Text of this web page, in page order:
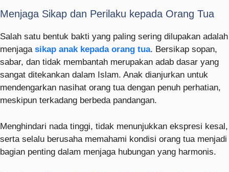
Menjaga Sikap dan Perilaku kepada Orang Tua
Salah satu bentuk bakti yang paling sering dilupakan adalah
menjaga sikap anak kepada orang tua. Bersikap sopan,
sabar, dan tidak membantah merupakan adab dasar yang
sangat ditekankan dalam Islam. Anak dianjurkan untuk
mendengarkan nasihat orang tua dengan penuh perhatian,
meskipun terkadang berbeda pandangan.
Menghindari nada tinggi, tidak menunjukkan ekspresi kesal,
serta selalu berusaha memahami kondisi orang tua menjadi
bagian penting dalam menjaga hubungan yang harmonis.